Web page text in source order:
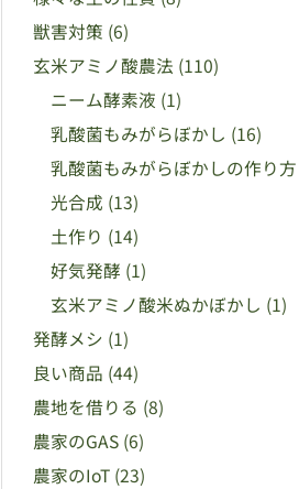
獣害対策 (6)
玄米アミノ酸農法 (110)
ニーム酵素液 (1)
乳酸菌もみがらぼかし (16)
乳酸菌もみがらぼかしの作り方
光合成 (13)
土作り (14)
好気発酵 (1)
玄米アミノ酸米ぬかぼかし (1)
発酵メシ (1)
良い商品 (44)
農地を借りる (8)
農家のGAS (6)
農家のIoT (23)